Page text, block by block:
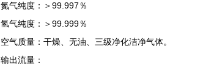
氮气纯度：＞99.997％
氢气纯度：＞99.999％
空气质量：干燥、无油、三级净化洁净气体。
输出流量：